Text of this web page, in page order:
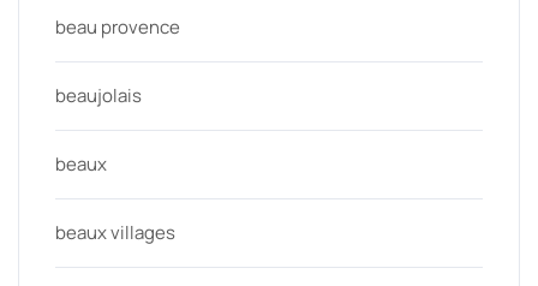
beau provence
beaujolais
beaux
beaux villages